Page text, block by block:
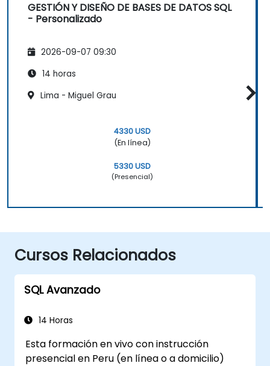
GESTIÓN Y DISEÑO DE BASES DE DATOS SQL
- Personalizado
2026-09-07 09:30
14 horas
Lima - Miguel Grau
4330 USD
(En línea)
5330 USD
(Presencial)
Cursos Relacionados
SQL Avanzado
14 Horas
Esta formación en vivo con instrucción
presencial en Peru (en línea o a domicilio)